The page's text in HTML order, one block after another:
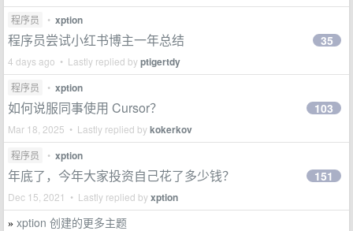
程序员 • xption
程序员尝试小红书博主一年总结
4 days ago • Lastly replied byptigertdy
35
程序员 • xption
如何说服同事使用 Cursor？
Mar 18, 2025 • Lastly replied bykokerkov
103
程序员 • xption
年底了，今年大家投资自己花了多少钱？
Dec 15, 2021 • Lastly replied byxption
151
» xption 创建的更多主题